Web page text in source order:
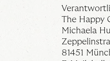
The Happy
Michaela
81451